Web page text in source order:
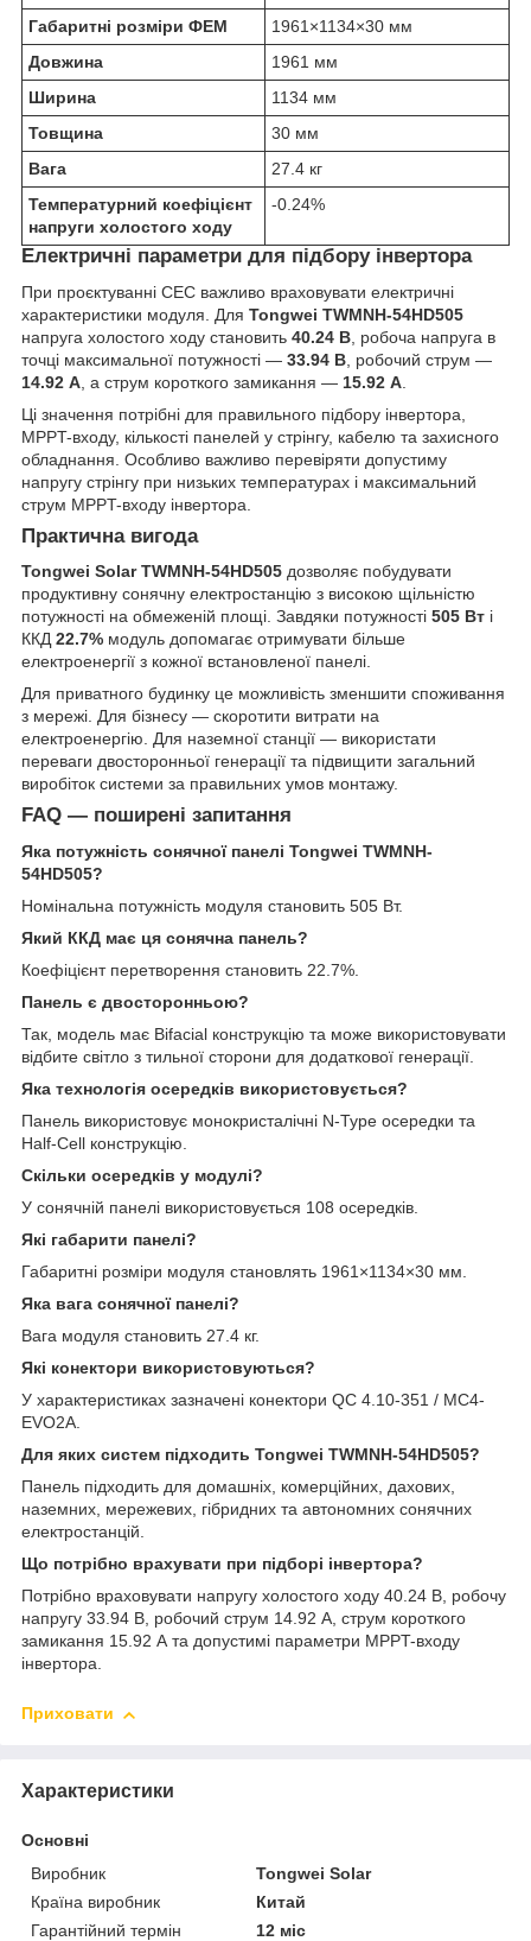
Габаритні розміри ФЕМ
1961×1134×30 мм
Довжина
1961 мм
Ширина
1134 мм
Товщина
30 мм
Вага
27.4 кг
Температурний коефіцієнт
напруги холостого ходу
-0.24%
Електричні параметри для підбору інвертора
При проєктуванні СЕС важливо враховувати електричні
характеристики модуля. Для Tongwei TWMNH-54HD505
напруга холостого ходу становить 40.24 В , робоча напруга в
точці максимальної потужності — 33.94 В , робочий струм —
14.92 А , а струм короткого замикання — 15.92 А
Ці значення потрібні для правильного підбору інвертора,
MPPT-входу, кількості панелей у стрінгу, кабелю та захисного
обладнання. Особливо важливо перевіряти допустиму
напругу стрінгу при низьких температурах і максимальний
струм MPPT-входу інвертора.
Практична вигода
Tongwei Solar TWMNH-54HD505 дозволяє побудувати
продуктивну сонячну електростанцію з високою щільністю
потужності на обмеженій площі. Завдяки потужності 505 Вт і
ККД22.7% модуль допомагає отримувати більше
електроенергії з кожної встановленої панелі.
Для приватного будинку це можливість зменшити споживання
з мережі. Для бізнесу — скоротити витрати на
електроенергію. Для наземної станції — використати
переваги двосторонньої генерації та підвищити загальний
виробіток системи за правильних умов монтажу.
FAQ — поширені запитання
Яка потужність сонячної панелі Tongwei TWMNH-
54HD505?
Номінальна потужність модуля становить 505 Вт.
Який ККД має ця сонячна панель?
Коефіцієнт перетворення становить 22.7%.
Панель є двосторонньою?
Так, модель має Bifacial конструкцію та може використовувати
відбите світло з тильної сторони для додаткової генерації.
Яка технологія осередків використовується?
Панель використовує монокристалічні N-Type осередки та
Half-Cell конструкцію.
Скільки осередків у модулі?
У сонячній панелі використовується 108 осередків.
Які габарити панелі?
Габаритні розміри модуля становлять 1961×1134×30 мм.
Яка вага сонячної панелі?
Вага модуля становить 27.4 кг.
Які конектори використовуються?
У характеристиках зазначені конектори QC 4.10-351 / MC4-
EVO2A.
Для яких систем підходить Tongwei TWMNH-54HD505?
Панель підходить для домашніх, комерційних, дахових,
наземних, мережевих, гібридних та автономних сонячних
електростанцій.
Що потрібно врахувати при підборі інвертора?
Потрібно враховувати напругу холостого ходу 40.24 В, робочу
напругу 33.94 В, робочий струм 14.92 А, струм короткого
замикання 15.92 А та допустимі параметри MPPT-входу
інвертора.
Приховати
Характеристики
Основні
Виробник
Tongwei Solar
Країна виробник
Китай
Гарантійний термін
12 міс